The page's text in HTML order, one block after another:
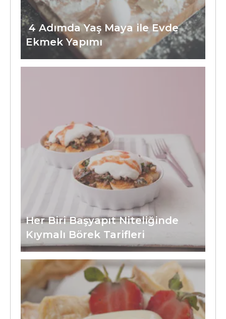
4 Adımda Yaş Maya ile Evde
Ekmek Yapımı
Her Biri Başyapıt Niteliğinde
Kıymalı Börek Tarifleri